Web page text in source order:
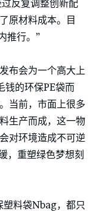
反复调整创新配
原材料成本。目
推行。”
布会为一个高大上
钱的环保PE袋而
当前，市面上很多
生产而成，这一物
对环境造成不可逆
，重塑绿色梦想刻
塑料袋Nbag，都只